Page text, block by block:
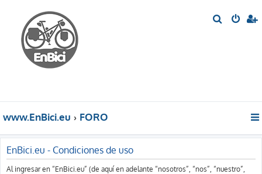
www.EnBici.eu FORO
EnBici.eu - Condiciones de uso
Al ingresar en “EnBici.eu” (de aquí en adelante “nosotros”, “nos”, “nuestro”,